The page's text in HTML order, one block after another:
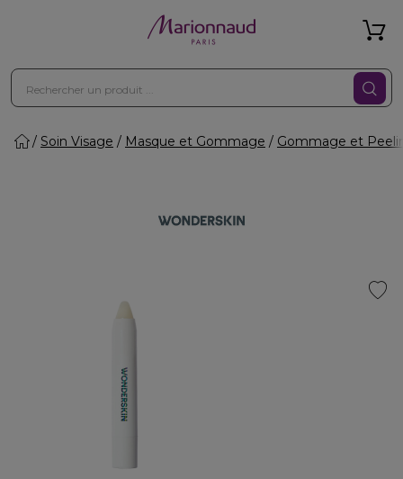
Soin Visage Masque et Gommage Gommage et